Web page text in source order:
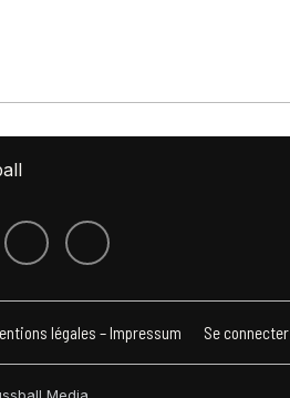
légales – Impressum Se connecter